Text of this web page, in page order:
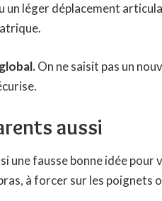
un léger déplacement
On ne saisit pas un
aussi
une fausse bonne idée pour
à forcer sur les poignets